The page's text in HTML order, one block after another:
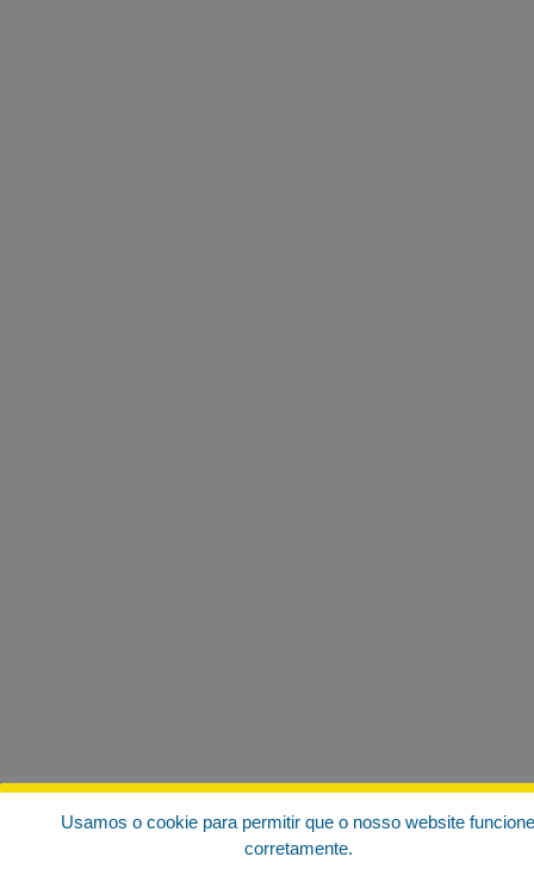
Usamos o cookie para permitir que o nosso website funcione
corretamente.